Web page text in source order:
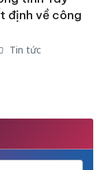
định về công
Tin tức